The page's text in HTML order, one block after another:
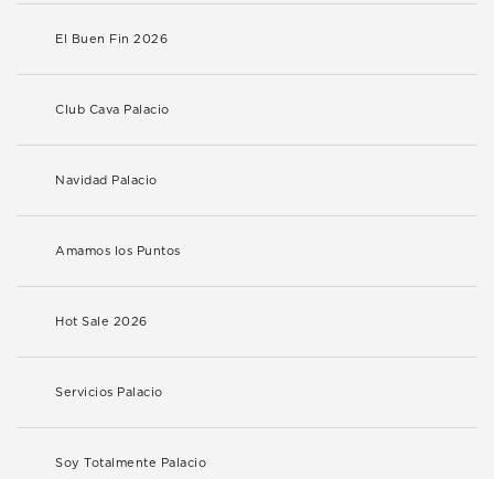
El Buen Fin 2026
Club Cava Palacio
Navidad Palacio
Amamos los Puntos
Hot Sale 2026
Servicios Palacio
Soy Totalmente Palacio